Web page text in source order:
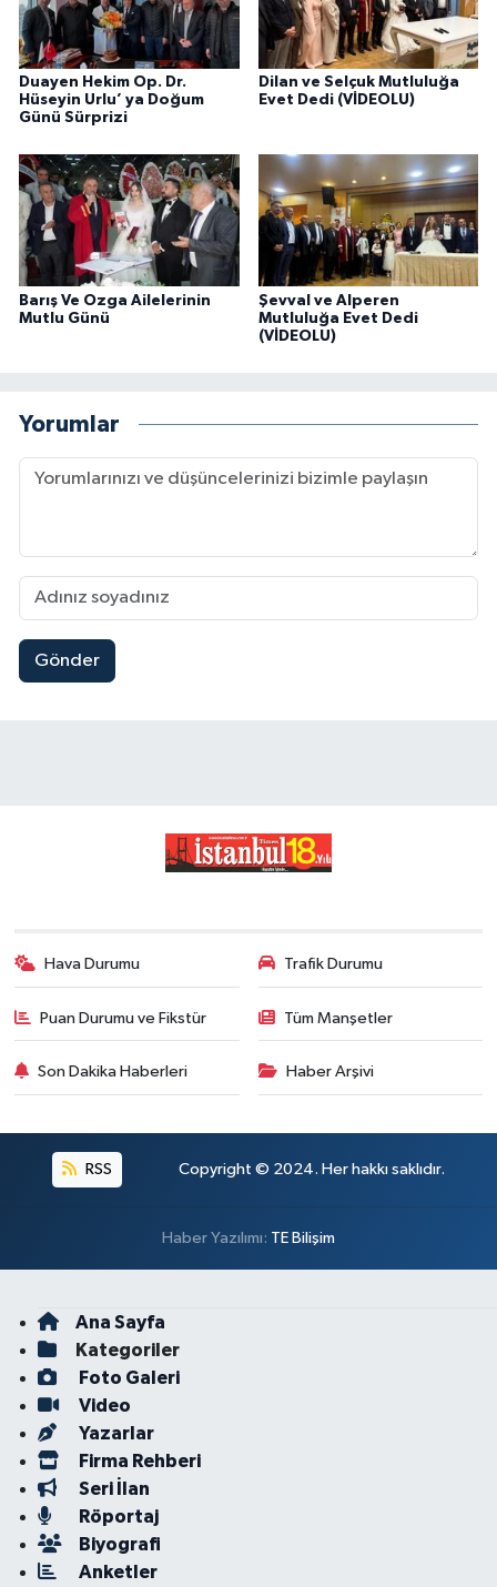
Duayen Hekim Op. Dr.
Hüseyin Urlu’ ya Doğum
Günü Sürprizi
Dilan ve Selçuk Mutluluğa
Evet Dedi (VİDEOLU)
Barış Ve Ozga Ailelerinin
Mutlu Günü
Şevval ve Alperen
Mutluluğa Evet Dedi
(VİDEOLU)
Yorumlar
Gönder
Hava Durumu Trafik Durumu
Puan Durumu ve Fikstür Tüm Manşetler
Son Dakika Haberleri Haber Arşivi
RSS Copyright © 2024. Her hakkı saklıdır.
Haber Yazılımı: TE Bilişim
Ana Sayfa
Kategoriler
Foto Galeri
Video
Yazarlar
Firma Rehberi
Seri İlan
Röportaj
Biyografi
Anketler